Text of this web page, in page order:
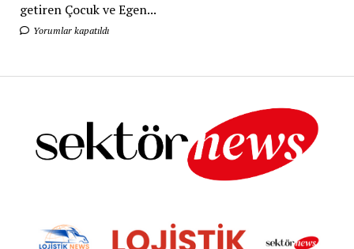
getiren Çocuk ve Egen...
Yorumlar kapatıldı